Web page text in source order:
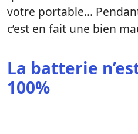
votre portable…
c’est en fait une bien
La batterie
100%